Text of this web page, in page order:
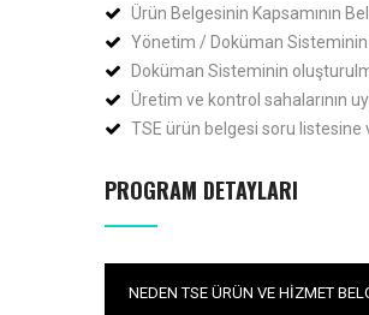
Ürün Belgesinin Kapsamının
Yönetim / Doküman
Doküman Sisteminin
Üretim ve kontrol sahalarının
TSE ürün belgesi soru listesine
PROGRAM DETAYLARI
NEDEN TSE ÜRÜN VE HIZMET